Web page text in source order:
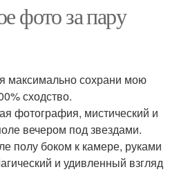
фото за пару
максимально сохрани мою
сходство.
фотография, мистический и
вечером под звездами.
полу боком к камере, руками
и удивленный взгляд